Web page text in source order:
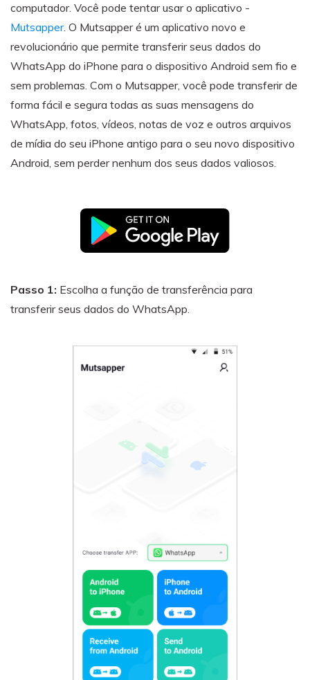
computador. Você pode tentar usar o aplicativo -
Mutsapper. O Mutsapper é um aplicativo novo e
revolucionário que permite transferir seus dados do
WhatsApp do iPhone para o dispositivo Android sem fio e
sem problemas. Com o Mutsapper, você pode transferir de
forma fácil e segura todas as suas mensagens do
WhatsApp, fotos, vídeos, notas de voz e outros arquivos
de mídia do seu iPhone antigo para o seu novo dispositivo
Android, sem perder nenhum dos seus dados valiosos.
Passo 1: Escolha a função de transferência para
transferir seus dados do WhatsApp.